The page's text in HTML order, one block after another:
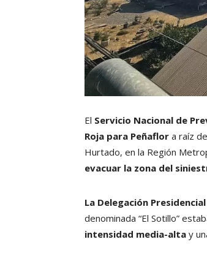
El Servicio Nacional de
Roja para Peñaflor a raíz
Hurtado, en la Región
evacuar la zona del
La Delegación
denominada “El Sotillo”
intensidad media-alta y